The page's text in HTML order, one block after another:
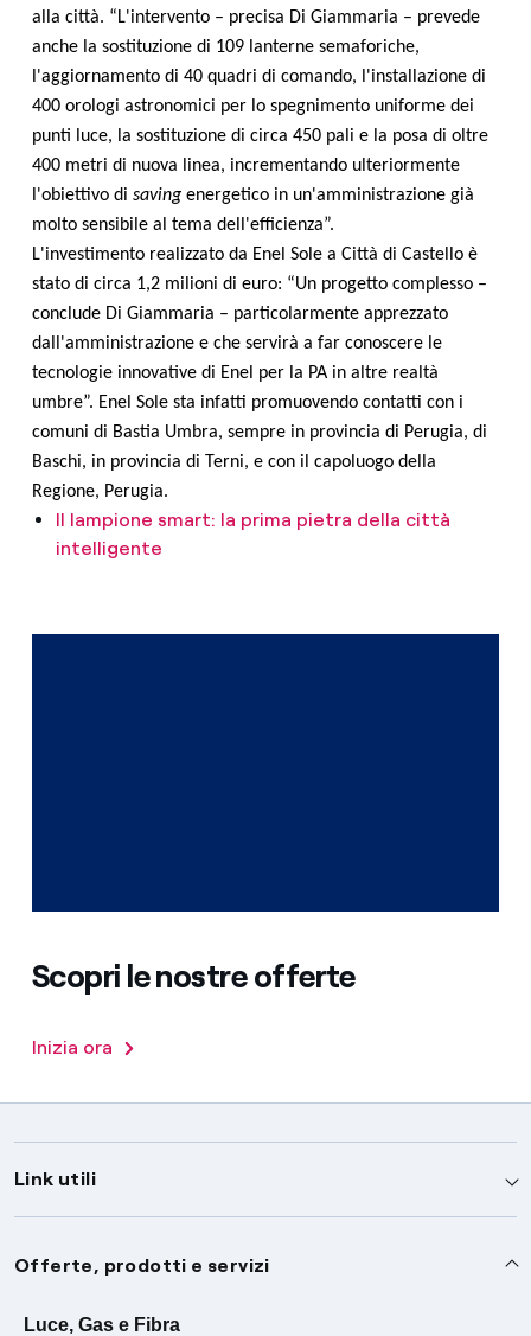
alla città. “L'intervento – precisa Di Giammaria – prevede
anche la sostituzione di 109 lanterne semaforiche,
l'aggiornamento di 40 quadri di comando, l'installazione di
400 orologi astronomici per lo spegnimento uniforme dei
punti luce, la sostituzione di circa 450 pali e la posa di oltre
400 metri di nuova linea, incrementando ulteriormente
l'obiettivo di saving energetico in un'amministrazione già
molto sensibile al tema dell'efficienza”.
L'investimento realizzato da Enel Sole a Città di Castello è
stato di circa 1,2 milioni di euro: “Un progetto complesso –
conclude Di Giammaria – particolarmente apprezzato
dall'amministrazione e che servirà a far conoscere le
tecnologie innovative di Enel per la PA in altre realtà
umbre”. Enel Sole sta infatti promuovendo contatti con i
comuni di Bastia Umbra, sempre in provincia di Perugia, di
Baschi, in provincia di Terni, e con il capoluogo della
Regione, Perugia.
Il lampione smart: la prima pietra della città
intelligente
Scopri le nostre offerte
Inizia ora
Link utili
Assistenza
Avvisi
Servizi
Offerte, prodotti e servizi
Luce, Gas e Fibra